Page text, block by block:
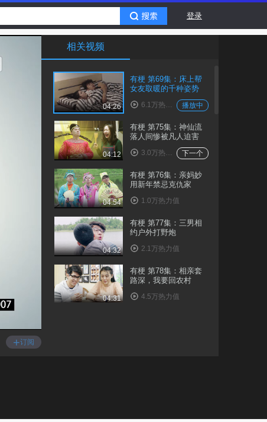
登录
+订阅
相关视频
04:26
有梗 第69集：床上帮
女友取暖的千种姿势
播放中
6.1万热力值
04:12
有梗 第75集：神仙流
落人间惨被凡人迫害
下一个
3.0万热力值
04:54
有梗 第76集：亲妈妙
用新年禁忌克仇家
1.0万热力值
04:32
有梗 第77集：三男相
约户外打野炮
2.1万热力值
04:31
有梗 第78集：相亲套
路深，我要回农村
4.5万热力值